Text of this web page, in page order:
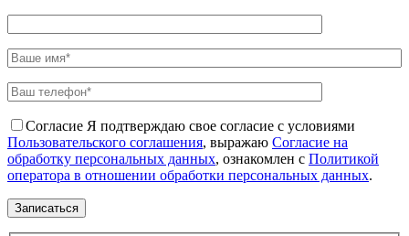
Согласие Я подтверждаю свое согласие с условиями
Пользовательского соглашения, выражаю Согласие на
обработку персональных данных, ознакомлен с Политикой
оператора в отношении обработки персональных данных.